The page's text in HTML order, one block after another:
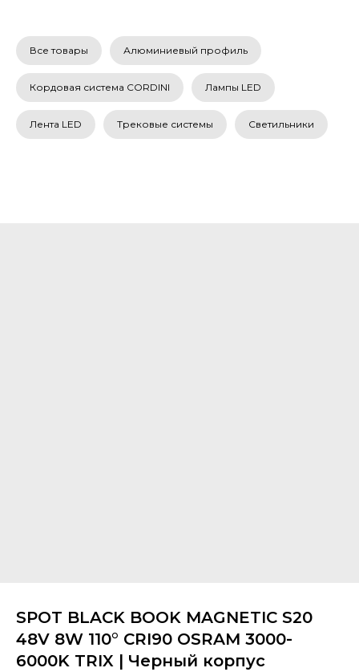
Все товары Алюминиевый профиль
Кордовая система CORDINI Лампы LED
Лента LED Трековые системы Светильники
SPOT BLACK BOOK MAGNETIC S20
48V 8W 110° CRI90 OSRAM 3000-
6000K TRIX | Черный корпус